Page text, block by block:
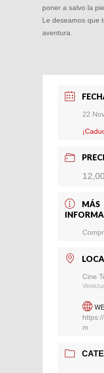
poner a salvo la
Le deseamos que
aventura.
22
MÁS
Cine
m